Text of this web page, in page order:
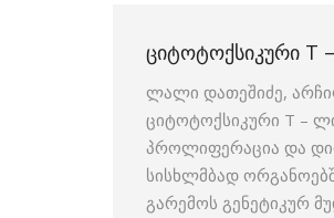
ᲪᲘᲢᲝᲢᲝᲥᲡᲘᲙᲣᲠᲘ T
ლალი დათეშიძე,
ციტოტოქსიკური T –
პროლიფერაცია და
სისხლმბად
გარემოს გენეტიკურ